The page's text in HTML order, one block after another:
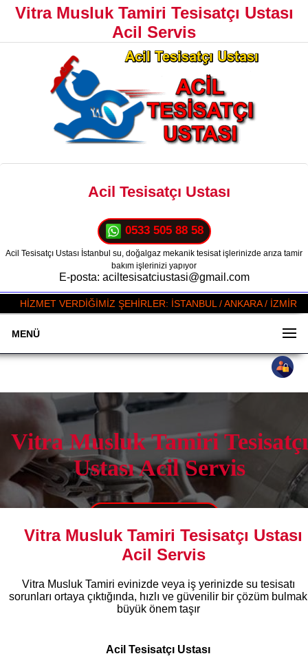
Vitra Musluk Tamiri Tesisatçı Ustası
Acil Servis
Acil Tesisatçı Ustası
0533 505 88 58
Acil Tesisatçı Ustası İstanbul su, doğalgaz mekanik tesisat işlerinizde arıza tamir
bakım işlerinizi yapıyor
E-posta: aciltesisatciustasi@gmail.com
HİZMET VERDİĞİMİZ ŞEHİRLER: İSTANBUL / ANKARA / İZMİR
MENÜ
Vitra Musluk Tamiri Tesisatçı
Ustası Acil Servis
Vitra Musluk Tamiri Tesisatçı Ustası
Acil Servis
Vitra Musluk Tamiri evinizde veya iş yerinizde su tesisatı
sorunları ortaya çıktığında, hızlı ve güvenilir bir çözüm bulmak
büyük önem taşır
Acil Tesisatçı Ustası